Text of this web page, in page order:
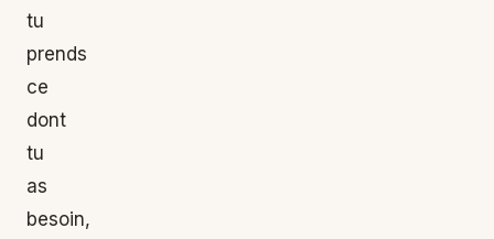
tu
prends
ce
dont
tu
as
besoin,